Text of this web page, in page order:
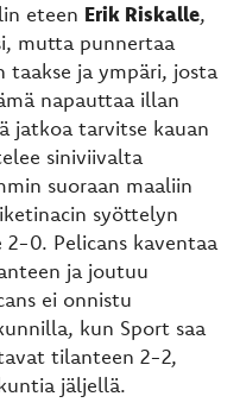
eteen Erik Riskalle,
mutta punnertaa
taakse ja ympäri, josta
napauttaa illan
jatkoa tarvitse kauan
siniviivalta
suoraan maaliin
syöttelyn
2-0. Pelicans kaventaa
ja joutuu
ei onnistu
kun Sport saa
tilanteen 2-2,
jäljellä.